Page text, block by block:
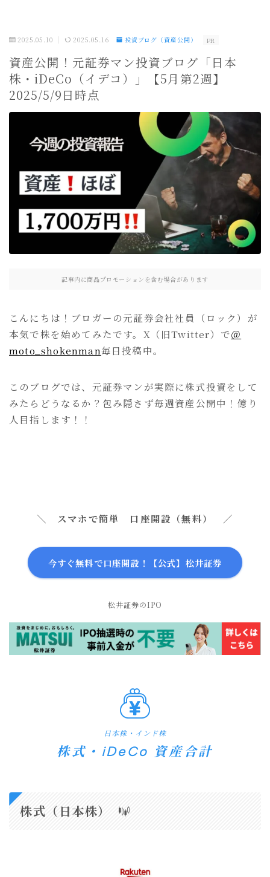
2025.05.10 2025.05.16 投資ブログ（資産公開） PR
資産公開！元証券マン投資ブログ「日本
株・iDeCo（イデコ）」【5月第2週】
2025/5/9日時点
記事内に商品プロモーションを含む場合があります
こんにちは！ブロガーの元証券会社社員（ロック）が
本気で株を始めてみたです。X（旧Twitter）で＠
moto_shokenman毎日投稿中。
このブログでは、元証券マンが実際に株式投資をして
みたらどうなるか？包み隠さず毎週資産公開中！億り
人目指します！！
＼ スマホで簡単 口座開設（無料） ／
今すぐ無料で口座開設！【公式】松井証券
松井証券のIPO
日本株・インド株
株式・iDeCo 資産合計
株式（日本株）